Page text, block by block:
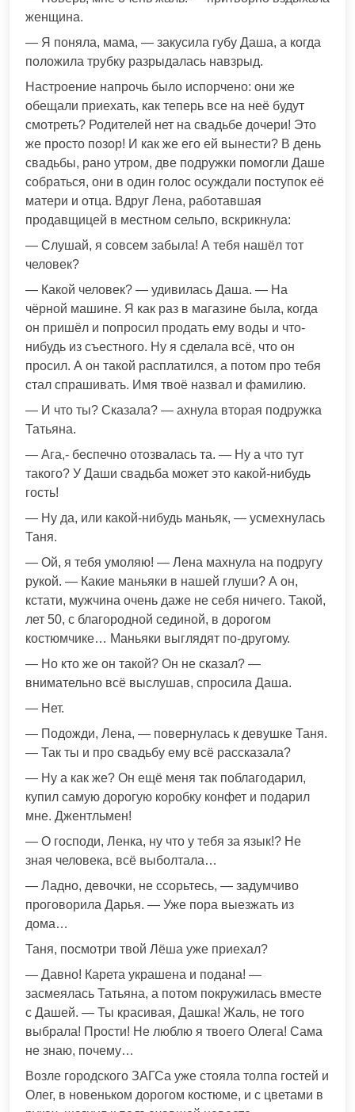
женщина.
— Я поняла, мама, — закусила губу Даша, а когда
положила трубку разрыдалась навзрыд.
Настроение напрочь было испорчено: они же
обещали приехать, как теперь все на неё будут
смотреть? Родителей нет на свадьбе дочери! Это
же просто позор! И как же его ей вынести? В день
свадьбы, рано утром, две подружки помогли Даше
собраться, они в один голос осуждали поступок её
матери и отца. Вдруг Лена, работавшая
продавщицей в местном сельпо, вскрикнула:
— Слушай, я совсем забыла! А тебя нашёл тот
человек?
— Какой человек? — удивилась Даша. — На
чёрной машине. Я как раз в магазине была, когда
он пришёл и попросил продать ему воды и что-
нибудь из съестного. Ну я сделала всё, что он
просил. А он такой расплатился, а потом про тебя
стал спрашивать. Имя твоё назвал и фамилию.
— И что ты? Сказала? — ахнула вторая подружка
Татьяна.
— Ага,- беспечно отозвалась та. — Ну а что тут
такого? У Даши свадьба может это какой-нибудь
гость!
— Ну да, или какой-нибудь маньяк, — усмехнулась
Таня.
— Ой, я тебя умоляю! — Лена махнула на подругу
рукой. — Какие маньяки в нашей глуши? А он,
кстати, мужчина очень даже не себя ничего. Такой,
лет 50, с благородной сединой, в дорогом
костюмчике… Маньяки выглядят по-другому.
— Но кто же он такой? Он не сказал? —
внимательно всё выслушав, спросила Даша.
— Нет.
— Подожди, Лена, — повернулась к девушке Таня.
— Так ты и про свадьбу ему всё рассказала?
— Ну а как же? Он ещё меня так поблагодарил,
купил самую дорогую коробку конфет и подарил
мне. Джентльмен!
— О господи, Ленка, ну что у тебя за язык!? Не
зная человека, всё выболтала…
— Ладно, девочки, не ссорьтесь, — задумчиво
проговорила Дарья. — Уже пора выезжать из
дома…
Таня, посмотри твой Лёша уже приехал?
— Давно! Карета украшена и подана! —
засмеялась Татьяна, а потом покружилась вместе
с Дашей. — Ты красивая, Дашка! Жаль, не того
выбрала! Прости! Не люблю я твоего Олега! Сама
не знаю, почему…
Возле городского ЗАГСа уже стояла толпа гостей и
Олег, в новеньком дорогом костюме, и с цветами в